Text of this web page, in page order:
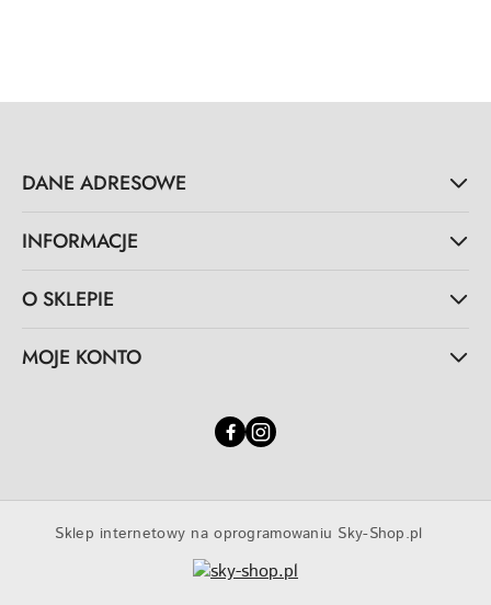
DANE ADRESOWE
INFORMACJE
O SKLEPIE
MOJE KONTO
Sklep internetowy na oprogramowaniu Sky-Shop.pl